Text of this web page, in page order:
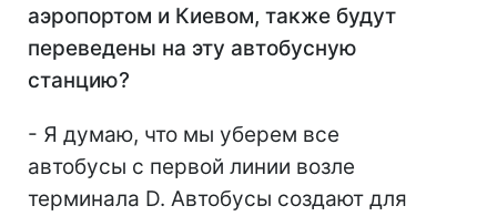
аэропортом и Киевом, также будут
переведены на эту автобусную
станцию?
- Я думаю, что мы уберем все
автобусы с первой линии возле
терминала D. Автобусы создают для